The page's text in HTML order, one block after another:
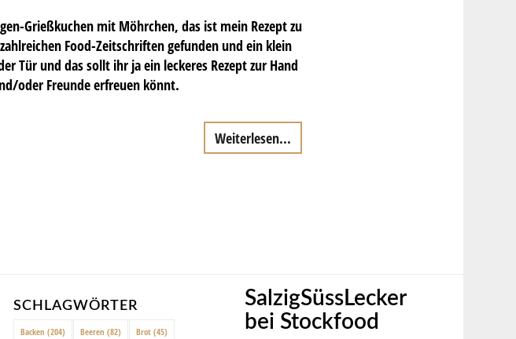
Grießkuchen mit Möhrchen, das ist mein Rezept zu
Food-Zeitschriften gefunden und ein klein
Tür und das sollt ihr ja ein leckeres Rezept zur Hand
oder Freunde erfreuen könnt.
Weiterlesen...
SCHLAGWÖRTER
Backen (204) Beeren (82) Brot (45)
SalzigSüssLecker
bei Stockfood